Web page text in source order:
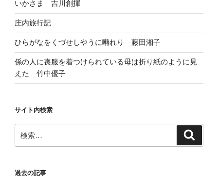
いかさま 吉川創揮
庄内旅行記
ひらがなをくづせしやうに囀れり 藤田湘子
係の人に喪服を着つけられている母は折り紙のように見
えた 竹中優子
サイト内検索
索:
過去の記事